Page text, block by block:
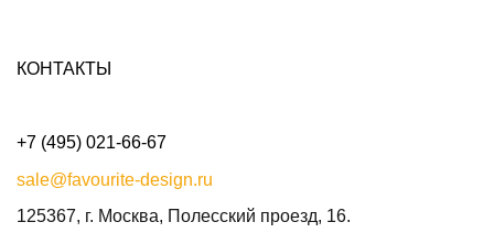
КОНТАКТЫ
+7 (495) 021-66-67
sale@favourite-design.ru
125367, г. Москва, Полесский проезд, 16.